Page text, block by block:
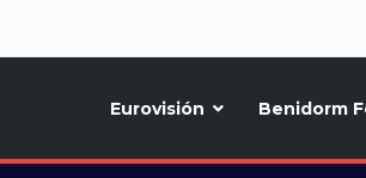
Eurovisión Benidorm